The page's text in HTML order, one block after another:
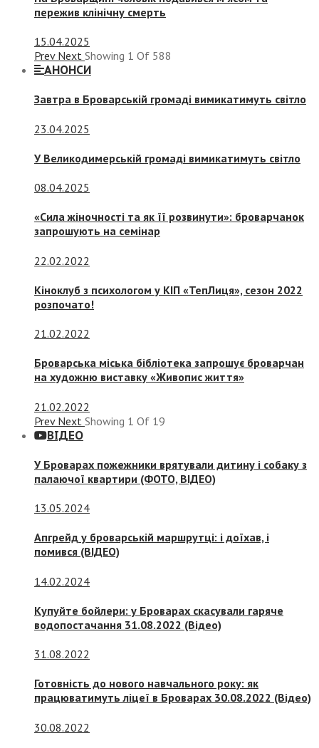
пережив клінічну смерть
15.04.2025
Prev Next Showing 1 Of 588
АНОНСИ
Завтра в Броварській громаді вимикатимуть світло
23.04.2025
У Великодимерській громаді вимикатимуть світло
08.04.2025
«Сила жіночності та як її розвинути»: броварчанок
запрошують на семінар
22.02.2022
Кіноклуб з психологом у КІП «ТепЛиця», сезон 2022
розпочато!
21.02.2022
Броварська міська бібліотека запрошує броварчан
на художню виставку «Живопис життя»
21.02.2022
Prev Next Showing 1 Of 19
ВІДЕО
У Броварах пожежники врятували дитину і собаку з
палаючої квартири (ФОТО, ВІДЕО)
13.05.2024
Апгрейд у броварській маршрутці: і доїхав, і
помився (ВІДЕО)
14.02.2024
Купуйте бойлери: у Броварах скасували гаряче
водопостачання 31.08.2022 (Відео)
31.08.2022
Готовність до нового навчального року: як
працюватимуть ліцеї в Броварах 30.08.2022 (Відео)
30.08.2022